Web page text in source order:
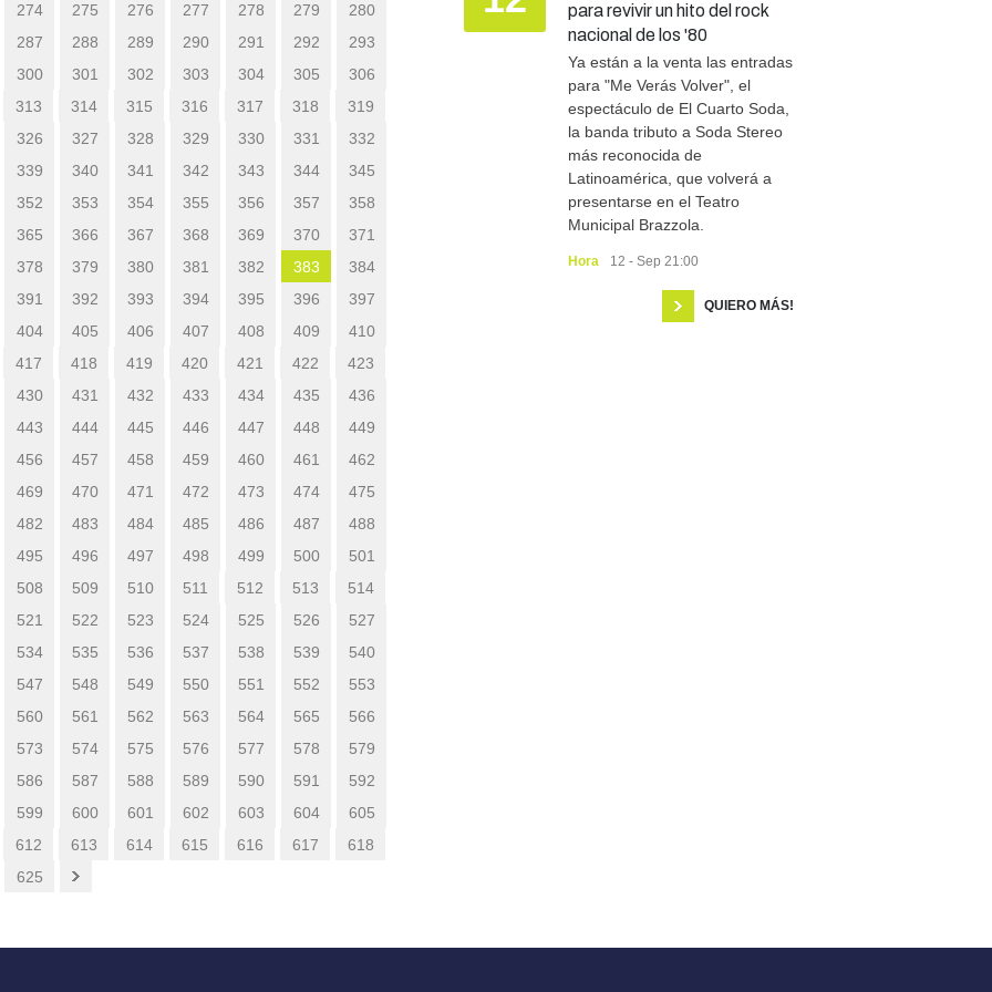
274 275 276 277 278 279
280
287
288 289 290 291 292
293
300
301 302 303 304 305
306
313
314 315 316 317 318
319
326
327 328 329 330 331
332
339
340 341 342 343 344
345
352
353 354 355 356 357
358
365
366 367 368 369 370
371
378
379 380 381 382 383
384
391
392 393 394 395 396
397
404
405 406 407 408 409
410
417
418 419 420 421 422
423
430
431 432 433 434 435
436
443
444 445 446 447 448
449
456
457 458 459 460 461
462
469
470 471 472 473 474
475
482
483 484 485 486 487
488
495
496 497 498 499 500
501
508
509 510 511 512 513
514
521
522 523 524 525 526
527
534
535 536 537 538 539
540
547
548 549 550 551 552
553
560
561 562 563 564 565
566
573
574 575 576 577 578
579
586
587 588 589 590 591
592
599
600 601 602 603 604
605
612
613 614 615 616 617
618
625
para revivir un hito del rock
nacional de los '80
Ya están a la venta las entradas
para "Me Verás Volver", el
espectáculo de El Cuarto Soda,
la banda tributo a Soda Stereo
más reconocida de
Latinoamérica, que volverá a
presentarse en el Teatro
Municipal Brazzola.
Hora 12 - Sep 21:00
QUIERO MÁS!